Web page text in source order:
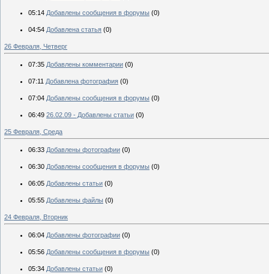
05:14 Добавлены сообщения в форумы (0)
04:54 Добавлена статья (0)
26 Февраля, Четверг
07:35 Добавлены комментарии (0)
07:11 Добавлена фотография (0)
07:04 Добавлены сообщения в форумы (0)
06:49 26.02.09 - Добавлены статьи (0)
25 Февраля, Среда
06:33 Добавлены фотографии (0)
06:30 Добавлены сообщения в форумы (0)
06:05 Добавлены статьи (0)
05:55 Добавлены файлы (0)
24 Февраля, Вторник
06:04 Добавлены фотографии (0)
05:56 Добавлены сообщения в форумы (0)
05:34 Добавлены статьи (0)